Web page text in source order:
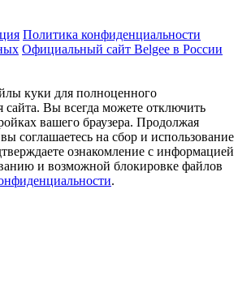
Политика конфиденциальности
Официальный сайт Belgee в России
куки для полноценного
Вы всегда можете отключить
вашего браузера. Продолжая
соглашаетесь на сбор и использование
ознакомление с информацией
и возможной блокировке файлов
.